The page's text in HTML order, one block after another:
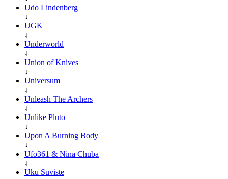
Udo Lindenberg
↓
UGK
↓
Underworld
↓
Union of Knives
↓
Universum
↓
Unleash The Archers
↓
Unlike Pluto
↓
Upon A Burning Body
↓
Ufo361 & Nina Chuba
↓
Uku Suviste